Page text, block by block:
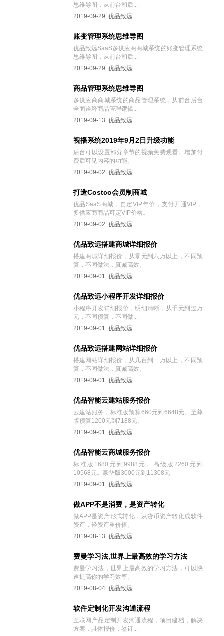
思维导图，从前台和后...
2019-09-29 优品致远
账变管理系统思维导图
优品致远SaaS多供应商商城系统的账变管理系统
思维导图，从前台和后...
2019-09-29 优品致远
商品管理系统思维导图
多供应商商城系统的商品管理系统，从前台后台
全面诠释商品管理逻辑...
2019-09-13 优品致远
视播系统2019年9月2日升级功能
后台可以设置部分章节的视频免费观看。增加付
费后可见内容的功能。
2019-09-02 优品致远
打造Costco会员制商城
优品SaaS商城，自定VIP年价，支付开通VIP，
多供应商商品可定VIP价格。
2019-09-02 优品致远
优品致远搭建商城详细报价
搭建商城详细报价，从零元到六万以上，不同预
算，不同做法，真诚高效。
2019-09-01 优品致远
优品致远小程序开发详细报价
小程序开发详细报价，明细清晰，从千元到过万
元，不同预算，不同做...
2019-09-01 优品致远
优品致远搭建网站详细报价
搭建网站详细报价，从几百到一万以上，不同预
算，不同做法，真诚高效。
2019-09-01 优品致远
优品智能云建站服务报价
云建站服务，标准版预算660元到6648元。至尊
版预算1200元到7188元。
2019-09-01 优品致远
优品智能云商城服务报价
标准版1680元到9988元。高级版2260元到
10568元。豪华版3000元到11308元
2019-09-01 优品致远
做APP不是消费，是资产转化
做APP是资产形式转化，从货币资产转化成软件
资产，轻资产重价值。
2019-08-13 优品致远
费曼学习法,世界上最高效的学习方法
费曼学习法，世界上最高效的学习方法，可以快
速提高你的学习效率。
2019-08-04 优品致远
软件定制化开发沟通流程
互联网产品定制开发沟通流程，项目建档，解决
方案，具体报价，签订...